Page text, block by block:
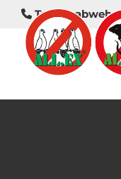
Taubenabwehr: